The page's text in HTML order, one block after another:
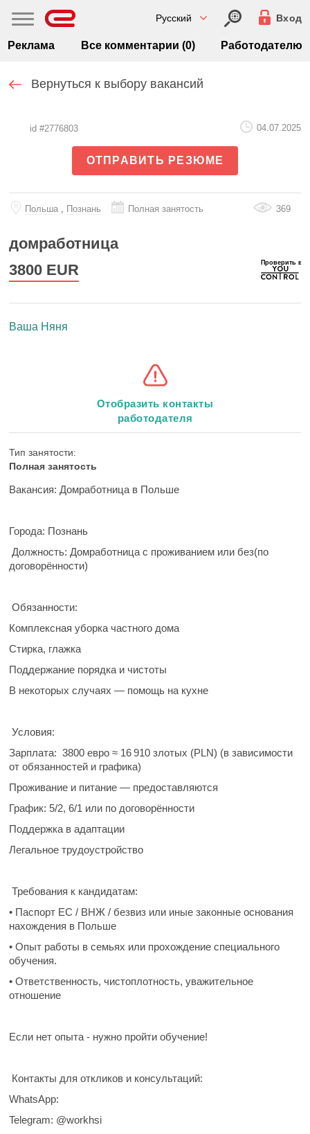
Русский Вход
Реклама Все комментарии (0) Работодателю
Вернуться к выбору вакансий
id #2776803 04.07.2025
ОТПРАВИТЬ РЕЗЮМЕ
Польша , Познань Полная занятость 369
домработница
3800 EUR
Ваша Няня
Отобразить контакты
работодателя
Тип занятости:
Полная занятость
Вакансия: Домработница в Польше
Города: Познань
Должность: Домработница с проживанием или без(по
договорённости)
Обязанности:
Комплексная уборка частного дома
Стирка, глажка
Поддержание порядка и чистоты
В некоторых случаях — помощь на кухне
Условия:
Зарплата: 3800 евро ≈ 16 910 злотых (PLN) (в зависимости
от обязанностей и графика)
Проживание и питание — предоставляются
График: 5/2, 6/1 или по договорённости
Поддержка в адаптации
Легальное трудоустройство
Требования к кандидатам:
• Паспорт ЕС / ВНЖ / безвиз или иные законные основания
нахождения в Польше
• Опыт работы в семьях или прохождение специального
обучения.
• Ответственность, чистоплотность, уважительное
отношение
Если нет опыта - нужно пройти обучение!
Контакты для откликов и консультаций:
WhatsApp:
Telegram: @workhsi